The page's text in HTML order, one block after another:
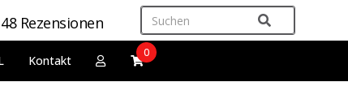
48 Rezensionen
Kontakt
0